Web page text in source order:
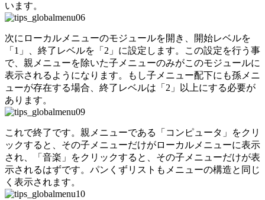
います。
次にローカルメニューのモジュールを開き、開始レベルを
「1」、終了レベルを「2」に設定します。この設定を行う事
で、親メニューを除いた子メニューのみがこのモジュールに
表示されるようになります。もし子メニュー配下にも孫メニ
ューが存在する場合、終了レベルは「2」以上にする必要が
あります。
これで終了です。親メニューである「コンピュータ」をクリ
ックすると、その子メニューだけがローカルメニューに表示
され、「音楽」をクリックすると、その子メニューだけが表
示されるはずです。パンくずリストもメニューの構造と同じ
く表示されます。